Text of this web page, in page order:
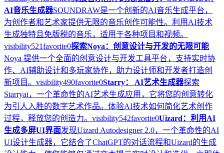
AI音乐生成器SOUNDRAW是一个创新的AI音乐生成平台，
为创作者和艺术家提供无限的音乐创作可能性。利用AI技术
生成独特且免版税的音乐，适用于各种项目和视频。
visibility521favorite0探索Noya：创意设计与开发的无限可能
Noya 提供一个全面的创意设计与开发工具平台，支持实时协
作、AI辅助设计和多玩家协作，助力设计师和开发者打造创
新项目。 visibility490favorite0Starry： AI艺术生成器探索
Starryai，一个革命性的AI艺术生成应用，它将您的创意转化
为引人入胜的数字艺术作品。体验AI技术如何简化艺术创作
过程，释放您的创造力。 visibility542favorite0Uizard：利用AI
生成多屏UI界面发现Uizard Autodesigner 2.0，一个革命性的AI
UI设计生成器，它结合了ChatGPT的对话流程和Uizard的生成